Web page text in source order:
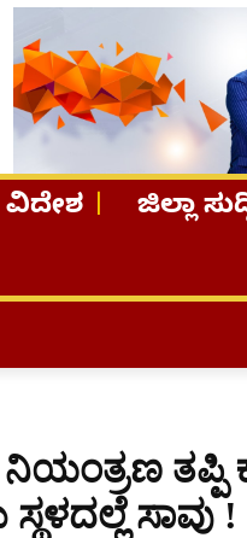
ವಿದೇಶ ಜಿಲ್ಲಾ
ತಪ್ಪಿ
ಸಾವು !